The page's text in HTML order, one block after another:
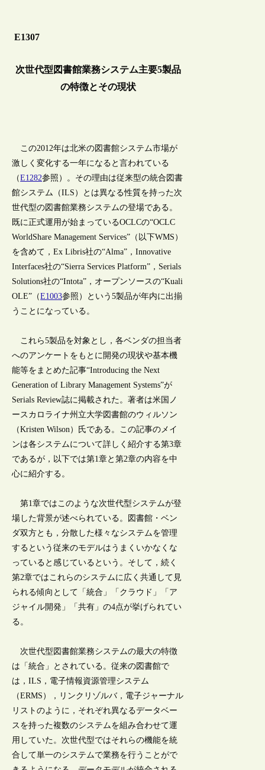
E1307
次世代型図書館業務システム主要5製品
の特徴とその現状
この2012年は北米の図書館システム市場が
激しく変化する一年になると言われている
（E1282参照）。その理由は従来型の統合図書
館システム（ILS）とは異なる性質を持った次
世代型の図書館業務システムの登場である。
既に正式運用が始まっているOCLCの“OCLC
WorldShare Management Services”（以下WMS）
を含めて，Ex Libris社の“Alma”，Innovative
Interfaces社の“Sierra Services Platform”，Serials
Solutions社の“Intota”，オープンソースの“Kuali
OLE”（E1003参照）という5製品が年内に出揃
うことになっている。
これら5製品を対象とし，各ベンダの担当者
へのアンケートをもとに開発の現状や基本機
能等をまとめた記事“Introducing the Next
Generation of Library Management Systems”が
Serials Review誌に掲載された。著者は米国ノ
ースカロライナ州立大学図書館のウィルソン
（Kristen Wilson）氏である。この記事のメイ
ンは各システムについて詳しく紹介する第3章
であるが，以下では第1章と第2章の内容を中
心に紹介する。
第1章ではこのような次世代型システムが登
場した背景が述べられている。図書館・ベン
ダ双方とも，分散した様々なシステムを管理
するという従来のモデルはうまくいかなくな
っていると感じているという。そして，続く
第2章ではこれらのシステムに広く共通して見
られる傾向として「統合」「クラウド」「ア
ジャイル開発」「共有」の4点が挙げられてい
る。
次世代型図書館業務システムの最大の特徴
は「統合」とされている。従来の図書館で
は，ILS，電子情報資源管理システム
（ERMS），リンクリゾルバ，電子ジャーナル
リストのように，それぞれ異なるデータベー
スを持った複数のシステムを組み合わせて運
用していた。次世代型ではそれらの機能を統
合して単一のシステムで業務を行うことがで